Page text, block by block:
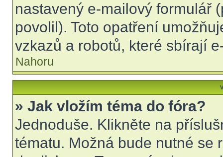
nastavený e-mailový formulář
povolil). Toto opatření
vzkazů a robotů, které sbírají
Nahoru
» Jak vložím téma do fóra?
Jednoduše. Klikněte na
tématu. Možná bude nutné se